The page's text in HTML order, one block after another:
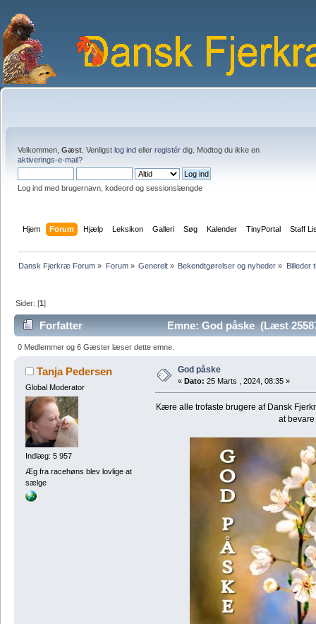
Velkommen, Gæst . Venligst log ind eller registér dig. Modtog du ikke en
aktiverings-e-mail?
Log ind med brugernavn, kodeord og sessionslængde
Hjem Forum Hjælp Leksikon Galleri Søg Kalender TinyPortal Staff
Dansk Fjerkræ Forum » Forum» Generelt» Bekendtgørelser og nyheder » Billeder
Sider: [1]
Forfatter Emne: God påske (Læst
0 Medlemmer og 6 Gæster læser dette emne.
Tanja Pedersen
Global Moderator
Indlæg: 5 957
Æg fra racehøns blev lovlige at
sælge
God påske
« Dato: 25 Marts , 2024, 08:35 »
Kære alle trofaste brugere af Dansk
at